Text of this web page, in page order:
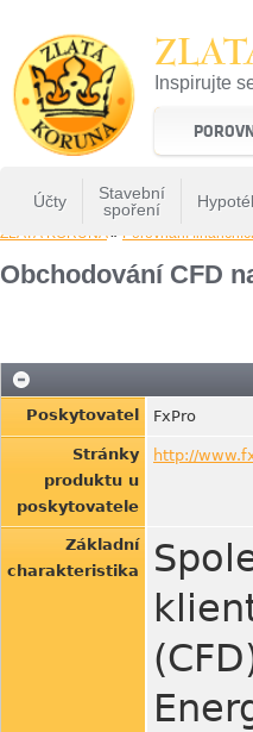
Inspirujte
22 let
Účty
Stavební
spoření
ZLATÁ KORUNA» Porovnání
Obchodování CFD
Poskytovatel FxPro
Stránky
produktu u
poskytovatele
http://
Základní
charakteristika